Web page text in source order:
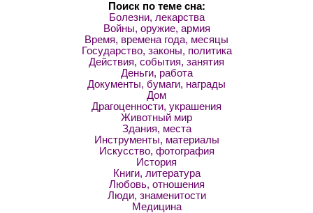
Поиск по теме сна:
Болезни, лекарства
Войны, оружие, армия
Время, времена года, месяцы
Государство, законы, политика
Действия, события, занятия
Деньги, работа
Документы, бумаги, награды
Дом
Драгоценности, украшения
Животный мир
Здания, места
Инструменты, материалы
Искусство, фотография
История
Книги, литература
Любовь, отношения
Люди, знаменитости
Медицина